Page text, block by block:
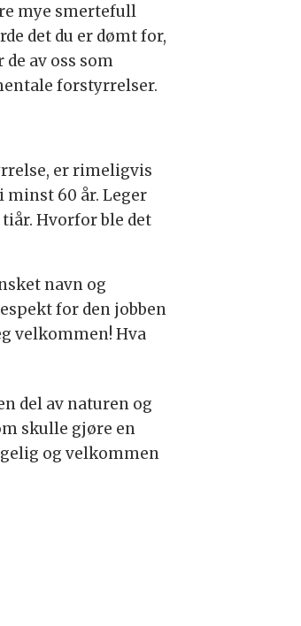
mye smertefull
det du er dømt for,
av oss som
forstyrrelser.
er rimeligvis
60 år. Leger
Hvorfor ble det
navn og
for den jobben
velkommen! Hva
del av naturen og
skulle gjøre en
og velkommen